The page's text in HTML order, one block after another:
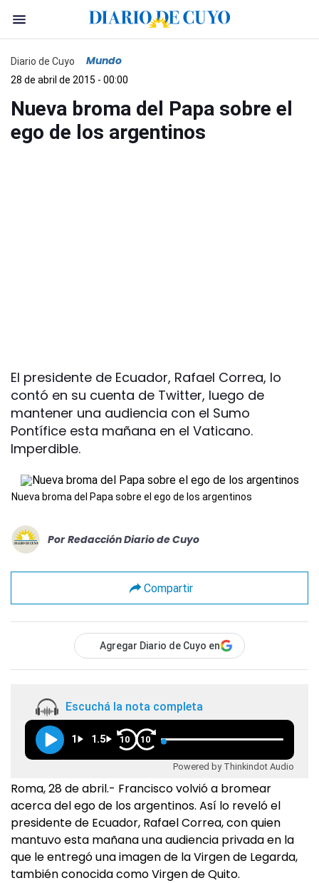
Diario de Cuyo Mundo
28 de abril de 2015 - 00:00
Nueva broma del Papa sobre el
ego de los argentinos
El presidente de Ecuador, Rafael Correa, lo
contó en su cuenta de Twitter, luego de
mantener una audiencia con el Sumo
Pontífice esta mañana en el Vaticano.
Imperdible.
Nueva broma del Papa sobre el ego de los argentinos
Por Redacción Diario de Cuyo
Compartir
Agregar Diario de Cuyo en
Escuchá la nota completa
1 1.5 10 10
Powered by Thinkindot Audio
Roma, 28 de abril.- Francisco volvió a bromear
acerca del ego de los argentinos. Así lo reveló el
presidente de Ecuador, Rafael Correa, con quien
mantuvo esta mañana una audiencia privada en la
que le entregó una imagen de la Virgen de Legarda,
también conocida como Virgen de Quito.